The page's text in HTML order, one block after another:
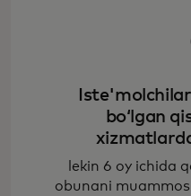
bo‘lgan
lekin 6 oy ichida
obunani